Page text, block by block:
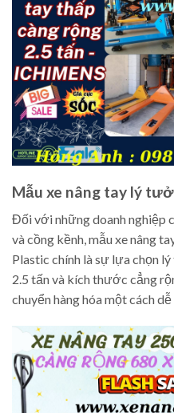
Mẫu xe nâng tay lý
Đối với những doanh nghiệp
và cồng kềnh, mẫu xe nâng
Plastic chính là sự lựa chọn
2.5 tấn và kích thước cẳng
chuyển hàng hóa một cách